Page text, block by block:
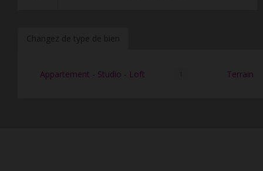
Changez de type de bien
Appartement - Studio - Loft Terrain